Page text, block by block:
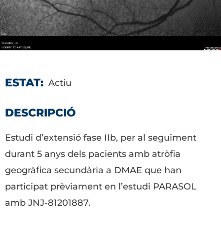
ESTAT: Actiu
DESCRIPCIÓ
Estudi d’extensió fase IIb, per al seguiment
durant 5 anys dels pacients amb atròfia
geogràfica secundària a DMAE que han
participat prèviament en l’estudi PARASOL
amb JNJ-81201887.